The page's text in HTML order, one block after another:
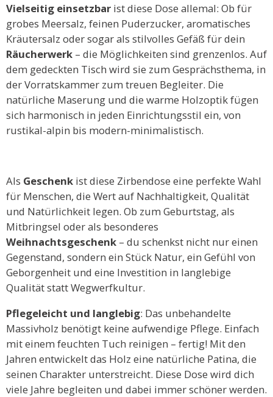
Vielseitig einsetzbar ist diese Dose allemal: Ob für
grobes Meersalz, feinen Puderzucker, aromatisches
Kräutersalz oder sogar als stilvolles Gefäß für dein
Räucherwerk – die Möglichkeiten sind grenzenlos. Auf
dem gedeckten Tisch wird sie zum Gesprächsthema, in
der Vorratskammer zum treuen Begleiter. Die
natürliche Maserung und die warme Holzoptik fügen
sich harmonisch in jeden Einrichtungsstil ein, von
rustikal-alpin bis modern-minimalistisch.
Als Geschenk ist diese Zirbendose eine perfekte Wahl
für Menschen, die Wert auf Nachhaltigkeit, Qualität
und Natürlichkeit legen. Ob zum Geburtstag, als
Mitbringsel oder als besonderes
Weihnachtsgeschenk – du schenkst nicht nur einen
Gegenstand, sondern ein Stück Natur, ein Gefühl von
Geborgenheit und eine Investition in langlebige
Qualität statt Wegwerfkultur.
Pflegeleicht und langlebig: Das unbehandelte
Massivholz benötigt keine aufwendige Pflege. Einfach
mit einem feuchten Tuch reinigen – fertig! Mit den
Jahren entwickelt das Holz eine natürliche Patina, die
seinen Charakter unterstreicht. Diese Dose wird dich
viele Jahre begleiten und dabei immer schöner werden.